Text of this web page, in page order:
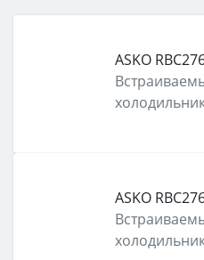
затем смотрите на
функции (конвекция,
защита от детей).
ASKO
ASKO